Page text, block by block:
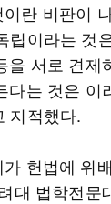
란 비판이
립이라는 것
을 서로 견제
다는 것은 이
지적했다.
헌법에 위
대 법학전문